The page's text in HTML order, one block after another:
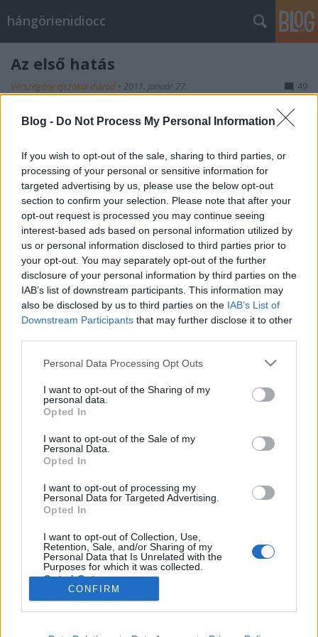
Blog - Do Not Process My Personal Information
If you wish to opt-out of the sale, sharing to third parties, or
processing of your personal or sensitive information for
targeted advertising by us, please use the below opt-out
section to confirm your selection. Please note that after your
opt-out request is processed you may continue seeing
interest-based ads based on personal information utilized by
us or personal information disclosed to third parties prior to
your opt-out. You may separately opt-out of the further
disclosure of your personal information by third parties on the
IAB’s list of downstream participants. This information may
also be disclosed by us to third parties on the IAB’s List of
Downstream Participants that may further disclose it to other
Please note that this website/app uses one or more Google
not limited to your visit or usage behaviour. You may click to
grant or deny consent to Google and its third-party tags to
use your data for below specified purposes in below Google
consent section.
Personal Data Processing Opt Outs
I want to opt-out of the Sharing of my
personal data.
Opted In
I want to opt-out of the Sale of my
Personal Data.
Opted In
I want to opt-out of processing my
Personal Data for Targeted Advertising.
Opted In
I want to opt-out of Collection, Use,
Retention, Sale, and/or Sharing of my
Personal Data that Is Unrelated with the
Purposes for which it was collected.
Opted Out
Google consents
I want to allow Google to enable storage
CONFIRM
hángörienidiocc
Az első hatás
Vérszegény éjszakai dúvad • 2011. január 27. 49
Mostanában - akaratomon kívül ugyan, de - a két
hallgattam. (Egyébként nem is tudom, hogy még
mindig újnak kell-e őket nevezni, vagy sem - de ez
most totálisan lényegtelen).A január elseje hatályos
médiaszabályozás értelmében pedig…
Lángoszlop az éjszakában
Vérszegény éjszakai dúvad• 2011. január 11.
Tudjuk jól - hiszen hallottuk már kb. milliószor -,
hogy Orbán nem csak Magyarországot, de egész
a gonosz (a többi jelzőt most felejtsük el)
2010 legnagyobb csalódása
Vérszegény éjszakai dúvad •2011. január 05.
majd olyan kifejezések, amelyek a nemi aktusra,
vagy annak elmaradására utalnak. Aki úgy érzi
naplementés képeket! Akinek ez nem tetszik, és
ennek ellenére továbbolvas, az…